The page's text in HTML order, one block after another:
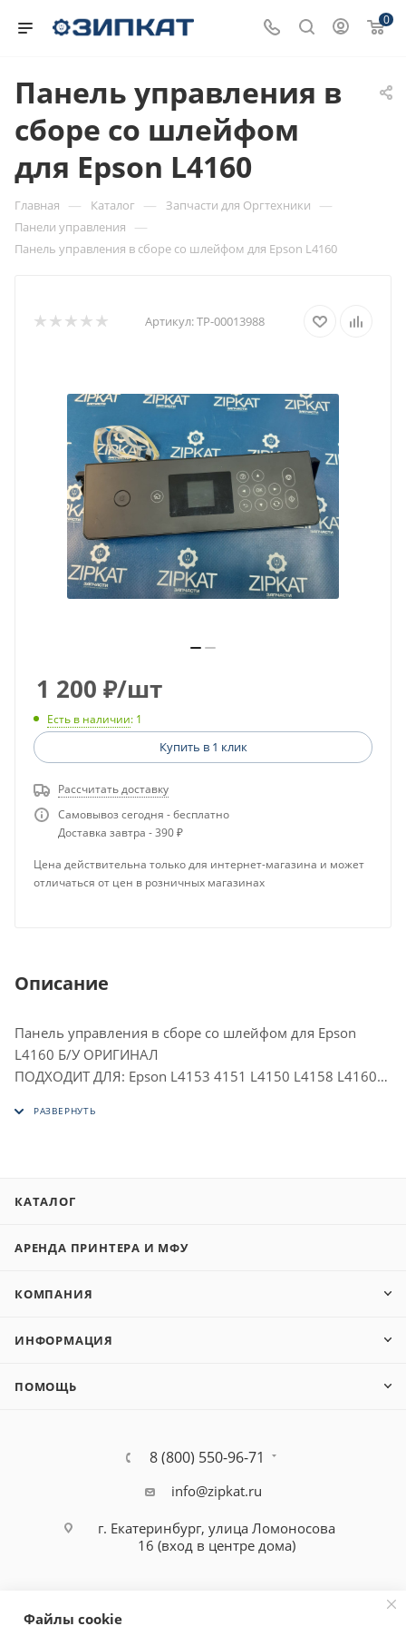
0
Панель управления в
сборе со шлейфом
для Epson L4160
Главная — Каталог — Запчасти для Оргтехники —
Панели управления —
Панель управления в сборе со шлейфом для Epson L4160
Артикул:ТР-00013988
1 200 ₽/шт
Есть в наличии: 1
Купить в 1 клик
Рассчитать доставку
Самовывоз сегодня - бесплатно
Доставка завтра - 390 ₽
Цена действительна только для интернет-магазина и может
отличаться от цен в розничных магазинах
Описание
Панель управления в сборе со шлейфом для Epson
L4160 Б/У ОРИГИНАЛ
ПОДХОДИТ ДЛЯ: Epson L4153 4151 L4150 L4158 L4160
L6178 L6190 L6191
КАТАЛОГ
АРЕНДА ПРИНТЕРА И МФУ
КОМПАНИЯ
ИНФОРМАЦИЯ
ПОМОЩЬ
8 (800) 550-96-71
info@zipkat.ru
г. Екатеринбург, улица Ломоносова
16 (вход в центре дома)
Файлы cookie